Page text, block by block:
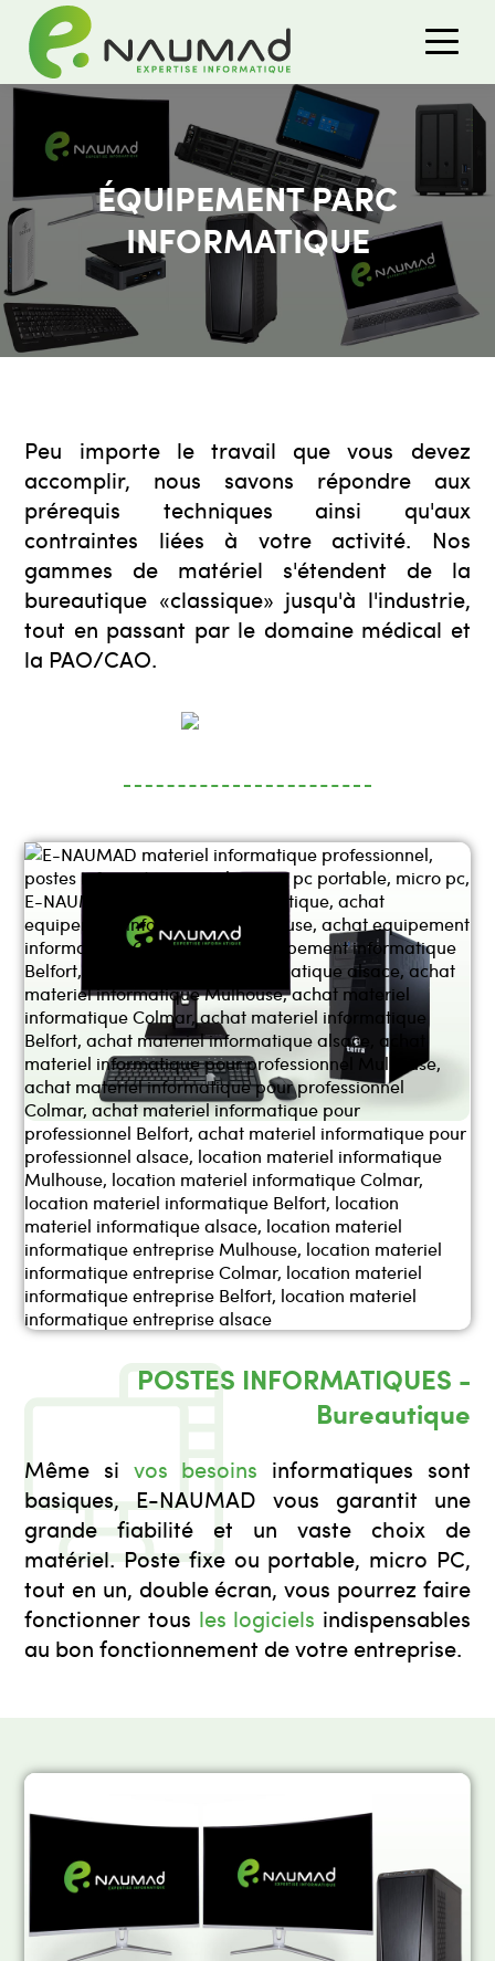
ÉQUIPEMENT PARC
INFORMATIQUE
Peu importe le travail que vous devez
accomplir, nous savons répondre aux
prérequis techniques ainsi qu'aux
contraintes liées à votre activité. Nos
gammes de matériel s'étendent de la
bureautique «classique» jusqu'à l'industrie,
tout en passant par le domaine médical et
la PAO/CAO.
POSTES INFORMATIQUES -
Bureautique
Même si vos besoins informatiques sont
basiques, E-NAUMAD vous garantit une
grande fiabilité et un vaste choix de
matériel. Poste fixe ou portable, micro PC,
tout en un, double écran, vous pourrez faire
fonctionner tous les logiciels indispensables
au bon fonctionnement de votre entreprise.